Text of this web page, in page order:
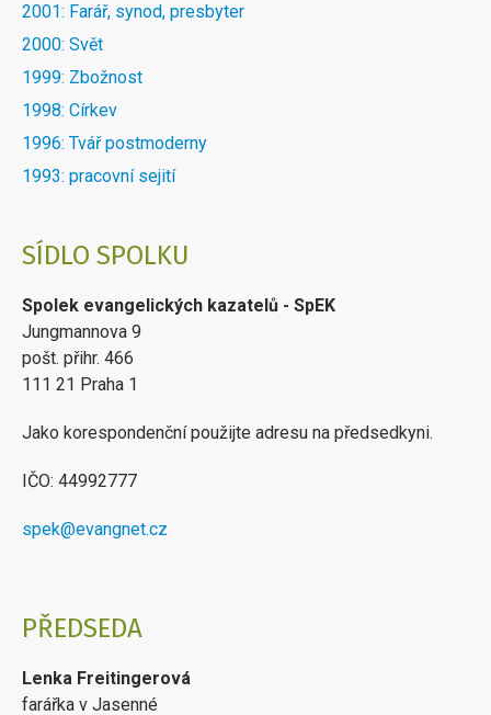
2001: Farář, synod, presbyter
2000: Svět
1999: Zbožnost
1998: Církev
1996: Tvář postmoderny
1993: pracovní sejití
SÍDLO SPOLKU
Spolek evangelických kazatelů - SpEK
Jungmannova 9
pošt. přihr. 466
111 21 Praha 1
Jako korespondenční použijte adresu na předsedkyni.
IČO: 44992777
spek@evangnet.cz
PŘEDSEDA
Lenka Freitingerová
farářka v Jasenné